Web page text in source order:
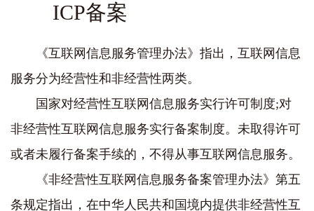
ICP备案
《互联网信息服务管理办法》指出，互联网信息
服务分为经营性和非经营性两类。
国家对经营性互联网信息服务实行许可制度;对
非经营性互联网信息服务实行备案制度。未取得许可
或者未履行备案手续的，不得从事互联网信息服务。
《非经营性互联网信息服务备案管理办法》第五
条规定指出，在中华人民共和国境内提供非经营性互